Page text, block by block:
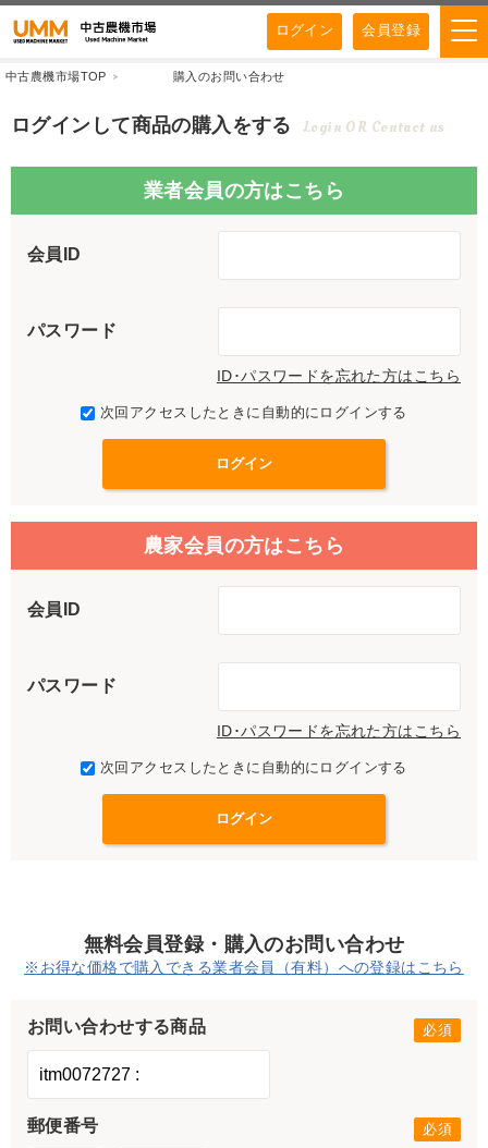
ログイン 会員登録
中古農機市場TOP 購入のお問い合わせ
ログインして商品の購入をする Login OR Contact us
業者会員の方はこちら
会員ID
パスワード
ID･パスワードを忘れた方はこちら
次回アクセスしたときに自動的にログインする
農家会員の方はこちら
会員ID
パスワード
ID･パスワードを忘れた方はこちら
次回アクセスしたときに自動的にログインする
無料会員登録・購入のお問い合わせ
※お得な価格で購入できる業者会員（有料）への登録はこちら
お問い合わせする商品
郵便番号